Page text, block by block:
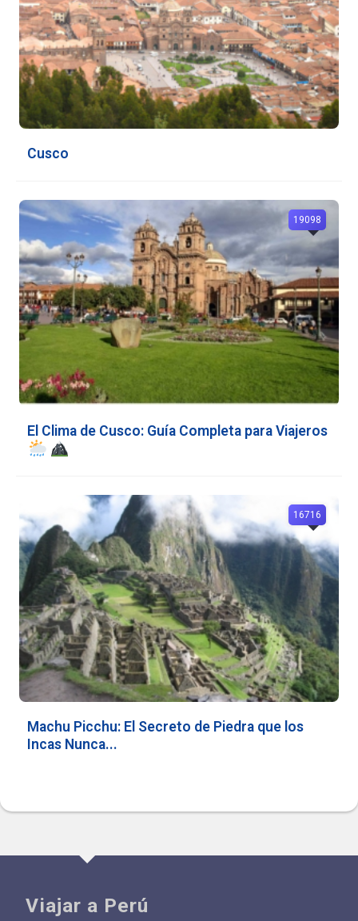
Cusco
El Clima de Cusco: Guía Completa para Viajeros
19098
Machu Picchu: El Secreto de Piedra que los
Incas Nunca...
16716
Viajar a Perú